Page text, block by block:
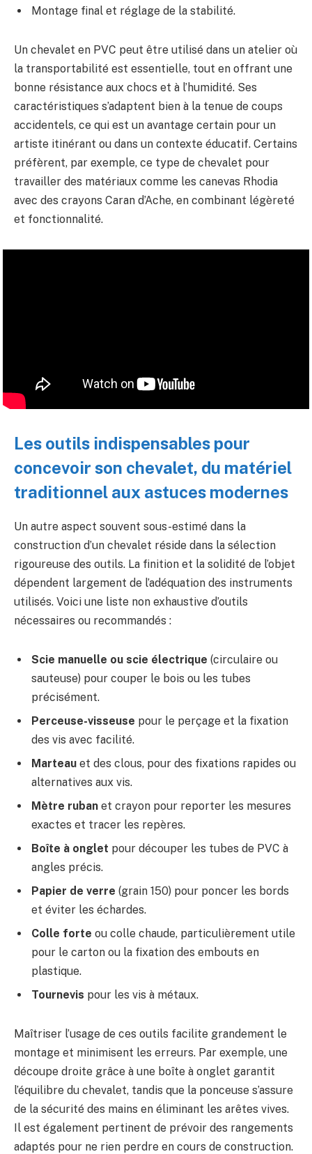
Montage final et réglage de la stabilité.
Un chevalet en PVC peut être utilisé dans un atelier où
la transportabilité est essentielle, tout en offrant une
bonne résistance aux chocs et à l’humidité. Ses
caractéristiques s’adaptent bien à la tenue de coups
accidentels, ce qui est un avantage certain pour un
artiste itinérant ou dans un contexte éducatif. Certains
préfèrent, par exemple, ce type de chevalet pour
travailler des matériaux comme les canevas Rhodia
avec des crayons Caran d’Ache, en combinant légèreté
et fonctionnalité.
Les outils indispensables pour
concevoir son chevalet, du matériel
traditionnel aux astuces modernes
Un autre aspect souvent sous-estimé dans la
construction d’un chevalet réside dans la sélection
rigoureuse des outils. La finition et la solidité de l’objet
dépendent largement de l’adéquation des instruments
utilisés. Voici une liste non exhaustive d’outils
nécessaires ou recommandés :
Scie manuelle ou scie électrique (circulaire ou
sauteuse) pour couper le bois ou les tubes
précisément.
Perceuse-visseuse pour le perçage et la fixation
des vis avec facilité.
Marteau et des clous, pour des fixations rapides ou
alternatives aux vis.
Mètre ruban et crayon pour reporter les mesures
exactes et tracer les repères.
Boîte à onglet pour découper les tubes de PVC à
angles précis.
Papier de verre (grain 150) pour poncer les bords
et éviter les échardes.
Colle forte ou colle chaude, particulièrement utile
pour le carton ou la fixation des embouts en
plastique.
Tournevis pour les vis à métaux.
Maîtriser l’usage de ces outils facilite grandement le
montage et minimisent les erreurs. Par exemple, une
découpe droite grâce à une boîte à onglet garantit
l’équilibre du chevalet, tandis que la ponceuse s’assure
de la sécurité des mains en éliminant les arêtes vives.
Il est également pertinent de prévoir des rangements
adaptés pour ne rien perdre en cours de construction.